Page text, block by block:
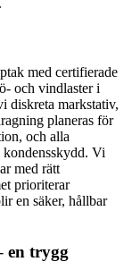
med certifierade
och vindlaster i
diskreta markstativ,
planeras för
och alla
kondensskydd. Vi
med rätt
prioriterar
en säker, hållbar
en trygg